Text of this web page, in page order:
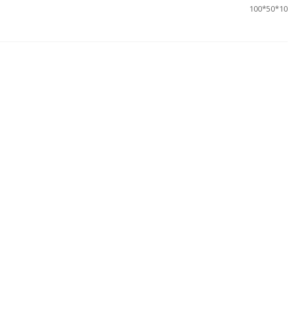
100*50*10